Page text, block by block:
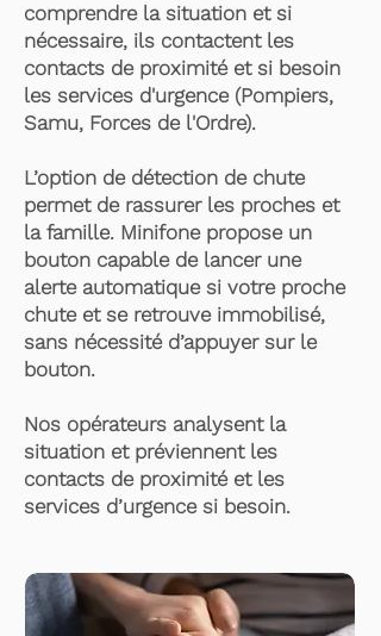
comprendre la situation et si
nécessaire, ils contactent les
contacts de proximité et si besoin
les services d'urgence (Pompiers,
Samu, Forces de l'Ordre).
L’option de détection de chute
permet de rassurer les proches et
la famille. Minifone propose un
bouton capable de lancer une
alerte automatique si votre proche
chute et se retrouve immobilisé,
sans nécessité d’appuyer sur le
bouton.
Nos opérateurs analysent la
situation et préviennent les
contacts de proximité et les
services d’urgence si besoin.